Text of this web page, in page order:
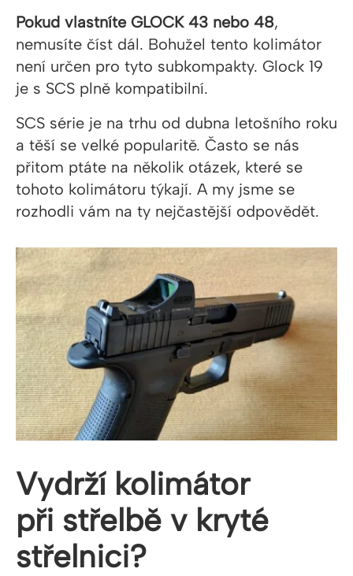
Pokud vlastníte GLOCK 43 nebo 48,
nemusíte číst dál. Bohužel tento kolimátor
není určen pro tyto subkompakty. Glock 19
je s SCS plně kompatibilní.
SCS série je na trhu od dubna letošního roku
a těší se velké popularitě. Často se nás
přitom ptáte na několik otázek, které se
tohoto kolimátoru týkají. A my jsme se
rozhodli vám na ty nejčastější odpovědět.
Vydrží kolimátor
při střelbě v kryté
střelnici?